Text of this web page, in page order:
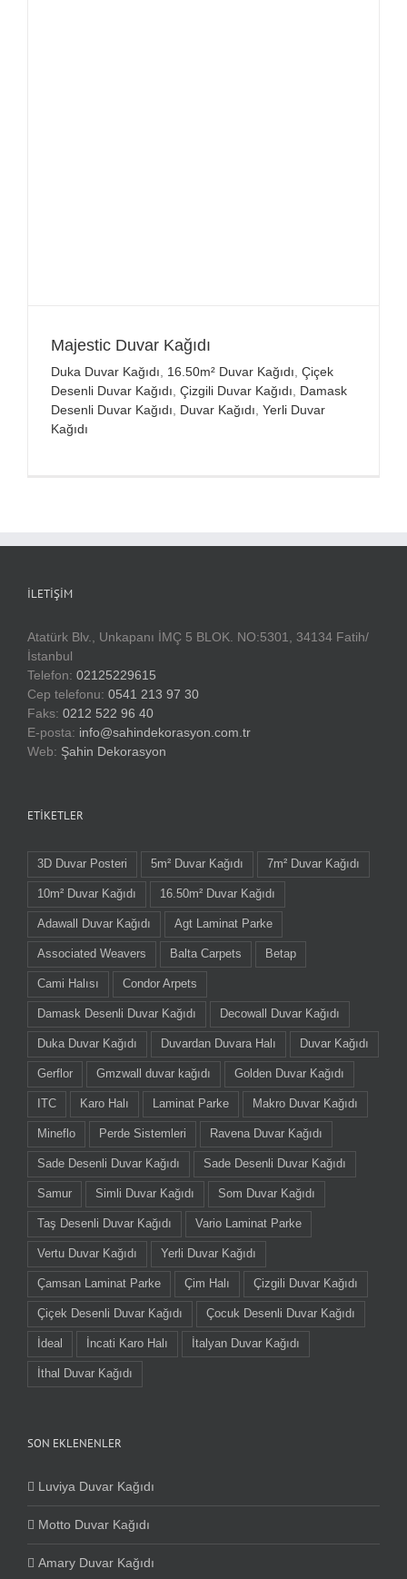
Majestic Duvar Kağıdı
Duka Duvar Kağıdı 16.50m² Duvar Kağıdı Çiçek
Desenli Duvar Kağıdı Çizgili Duvar Kağıdı
Damask
Desenli Duvar Kağıdı
Duvar Kağıdı Yerli Duvar
Kağıdı
İLETIŞIM
Atatürk Blv., Unkapanı İMÇ 5 BLOK. NO:5301, 34134 Fatih/
İstanbul
Telefon: 02125229615
Cep telefonu: 0541 213 97 30
Faks: 0212 522 96 40
E-posta: info@sahindekorasyon.com.tr
Web: Şahin Dekorasyon
ETIKETLER
3D Duvar Posteri 5m² Duvar Kağıdı 7m² Duvar Kağıdı
10m² Duvar Kağıdı 16.50m² Duvar Kağıdı
Adawall Duvar Kağıdı Agt Laminat Parke
Associated Weavers Balta Carpets Betap
Cami Halısı Condor Arpets
Damask Desenli Duvar Kağıdı Decowall Duvar Kağıdı
Duka Duvar Kağıdı Duvardan Duvara Halı Duvar Kağıdı
Gerflor Gmzwall duvar kağıdı Golden Duvar Kağıdı
ITC Karo Halı Laminat Parke Makro Duvar Kağıdı
Mineflo Perde Sistemleri Ravena Duvar Kağıdı
Sade Desenli Duvar Kağıdı Sade Desenli Duvar Kağıdı
Samur Simli Duvar Kağıdı Som Duvar Kağıdı
Taş Desenli Duvar Kağıdı Vario Laminat Parke
Vertu Duvar Kağıdı Yerli Duvar Kağıdı
Çamsan Laminat Parke Çim Halı Çizgili Duvar Kağıdı
Çiçek Desenli Duvar Kağıdı Çocuk Desenli Duvar Kağıdı
İdeal İncati Karo Halı İtalyan Duvar Kağıdı
İthal Duvar Kağıdı
SON EKLENENLER
Luviya Duvar Kağıdı
Motto Duvar Kağıdı
Amary Duvar Kağıdı